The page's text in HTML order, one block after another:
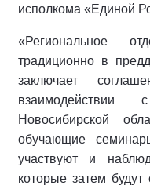
исполкома «Единой
«Региональное
традиционно в
заключает
взаимодействии
Новосибирской
обучающие
участвуют и
которые затем будут